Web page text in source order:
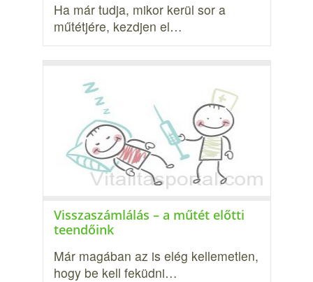
Ha már tudja, mikor kerül sor a
műtétjére, kezdjen el…
Visszaszámlálás – a műtét előtti
teendőink
Már magában az is elég kellemetlen,
hogy be kell feküdni…